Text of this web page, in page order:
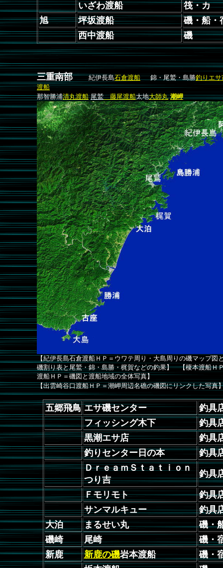
いざわ渡船
筏・カ
旭
坪坂渡船
磯・船・
西中渡船
磯
三重南部 紀伊長島石倉渡船 錦・尾鷲・島勝釣りエサ
渡船
那智勝浦清丸渡船 尾鷲藤尾渡船太地大師丸 潮岬
【紀伊長島石倉渡船ＨＰ＝ウワテ周り・大島周りの磯マップ
磯割り表と尾鷲・錦・島勝・梶賀などの釣果】 【榎本渡船Ｈ
渡船ＨＰ＝磯図と渡船地域の全体写真】
【出雲崎谷口渡船ＨＰ＝潮岬周辺名礁の磯図にリンクした写
五郷飛鳥 エサ磯センター
釣具
フィッシング木下
釣具
黒潮エサ店
釣具
釣りセンター日の本
釣具
ＤｒｅａｍＳｔａｔｉｏｎ
つり吉
釣具
Ｆモリモト
釣具
サンマルキュー
釣具
大泊
まるせい丸
磯・
磯崎
尾崎
磯・
新鹿
新鹿の磯岩本渡船
磯・